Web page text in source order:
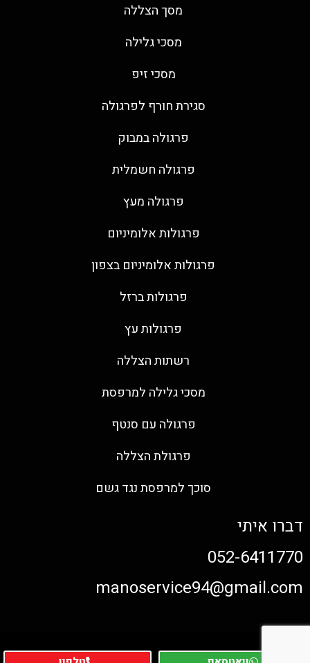
מסך הצללה
מסכי גלילה
מסכי זיפ
סגירת חורף לפרגולה
פרגולה במבוק
פרגולה חשמלית
פרגולה מעץ
פרגולות אלומיניום
פרגולות אלומיניום בצפון
פרגולות ברזל
פרגולות עץ
רשתות הצללה
מסכי גלילה למרפסת
פרגולה עם סנטף
פרגולת הצללה
סוכך למרפסת נגד גשם
דברו איתי
052-6411770
manoservice94@gmail.com